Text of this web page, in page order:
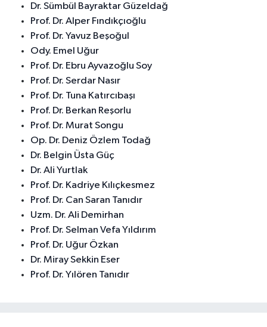
Dr. Sümbül Bayraktar Güzeldağ
Prof. Dr. Alper Fındıkçıoğlu
Prof. Dr. Yavuz Beşoğul
Ody. Emel Uğur
Prof. Dr. Ebru Ayvazoğlu Soy
Prof. Dr. Serdar Nasır
Prof. Dr. Tuna Katırcıbaşı
Prof. Dr. Berkan Reşorlu
Prof. Dr. Murat Songu
Op. Dr. Deniz Özlem Todağ
Dr. Belgin Üsta Güç
Dr. Ali Yurtlak
Prof. Dr. Kadriye Kılıçkesmez
Prof. Dr. Can Saran Tanıdır
Uzm. Dr. Ali Demirhan
Prof. Dr. Selman Vefa Yıldırım
Prof. Dr. Uğur Özkan
Dr. Miray Sekkin Eser
Prof. Dr. Yılören Tanıdır